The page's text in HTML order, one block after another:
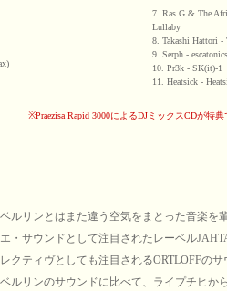
7. Ras G & The
Lullaby
8. Takashi Hattori -
9. Serph - escatonics
10. Pr3k - SK(it)-1
11. Heatsick -
※Praezisa Rapid 3000によるDJミックスCDが特
リンとはまた違う空気をまとった音楽を輩
・サウンドとして注目されたレーベル
クティヴとしても注目されるORTLOFFのサ
ルリンのサウンドに比べて、ライプチヒか